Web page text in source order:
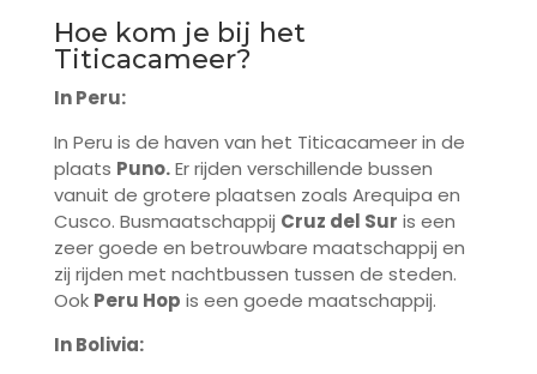
Hoe kom je bij het
Titicacameer?
In Peru:
In Peru is de haven van het Titicacameer in de
plaats Puno.Er rijden verschillende bussen
vanuit de grotere plaatsen zoals Arequipa en
Cusco. Busmaatschappij Cruz del Sur is een
zeer goede en betrouwbare maatschappij en
zij rijden met nachtbussen tussen de steden.
Ook Peru Hop is een goede maatschappij.
In Bolivia: